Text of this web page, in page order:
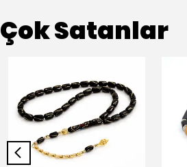
Çok Satanlar